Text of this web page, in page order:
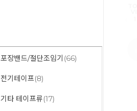
포장밴드/절단조임기 (66)
전기테이프(8)
기타 테이프류(17)